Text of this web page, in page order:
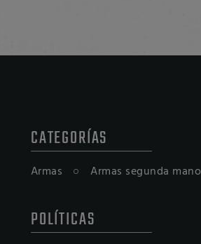
CATEGORÍAS
Armas Armas segunda mano
POLÍTICAS